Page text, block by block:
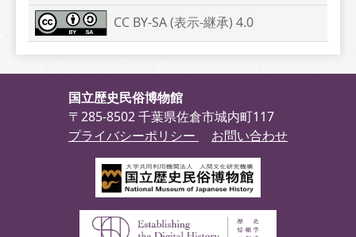
CC BY-SA (表示-継承) 4.0
国立歴史民俗博物館
〒285-8502 千葉県佐倉市城内町117
プライバシーポリシー
お問い合わせ